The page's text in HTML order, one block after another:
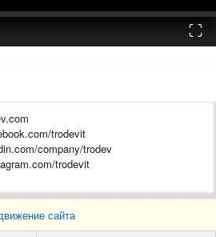
trodevit
company/trodev
trodevit
сайта